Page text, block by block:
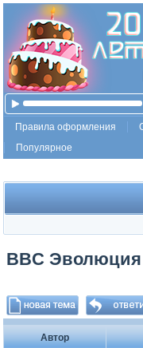
Правила оформления
Популярное
BBC Эволюция
Автор